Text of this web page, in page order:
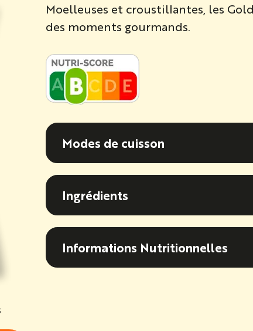
Moelleuses et croustillantes, les
des moments gourmands.
Modes de cuisson
Modes de cuisson
Ingrédients
Ingrédients
Informations
Informations Nutritionnelles